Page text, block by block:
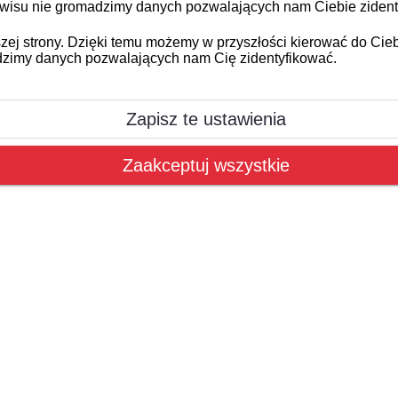
nie gromadzimy danych pozwalających nam Ciebie
strony. Dzięki temu możemy w przyszłości kierować do
danych pozwalających nam Cię zidentyfikować.
Zapisz te ustawienia
Zaakceptuj wszystkie